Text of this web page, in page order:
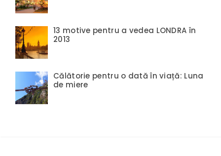
13 motive pentru a vedea LONDRA în
2013
Călătorie pentru o dată în viață: Luna
de miere